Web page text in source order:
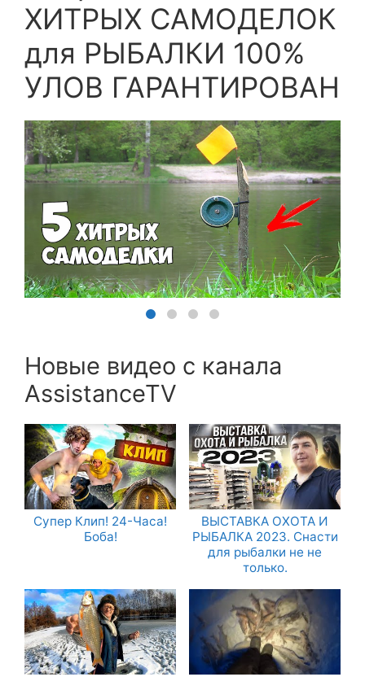
ХИТРЫХ САМОДЕЛОК
для РЫБАЛКИ 100%
УЛОВ ГАРАНТИРОВАН
Новые видео с канала
AssistanceTV
Супер Клип! 24-Часа!
Боба!
ВЫСТАВКА ОХОТА И
РЫБАЛКА 2023. Снасти
для рыбалки не не
только.